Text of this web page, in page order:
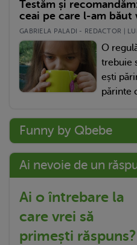
Testăm și
ceai pe care l-am băut
GABRIELA PALADI - REDACTOR |
O
trebuie
ești
părinte
Funny by Qbebe
Ai nevoie de un
Ai o întrebare la
care vrei să
primești răspuns?